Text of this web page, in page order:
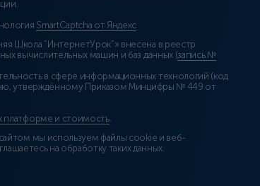
SmartCaptcha от Яндекс
Школа “ИнтернетУрок”» внесена в реестр
вычислительных машин и баз данных (запись №
в сфере информационных технологий (код
утверждённому Приказом Минцифры № 449 от
платформе и стоимость.
мы используем файлы cookie и веб-
на обработку таких данных.